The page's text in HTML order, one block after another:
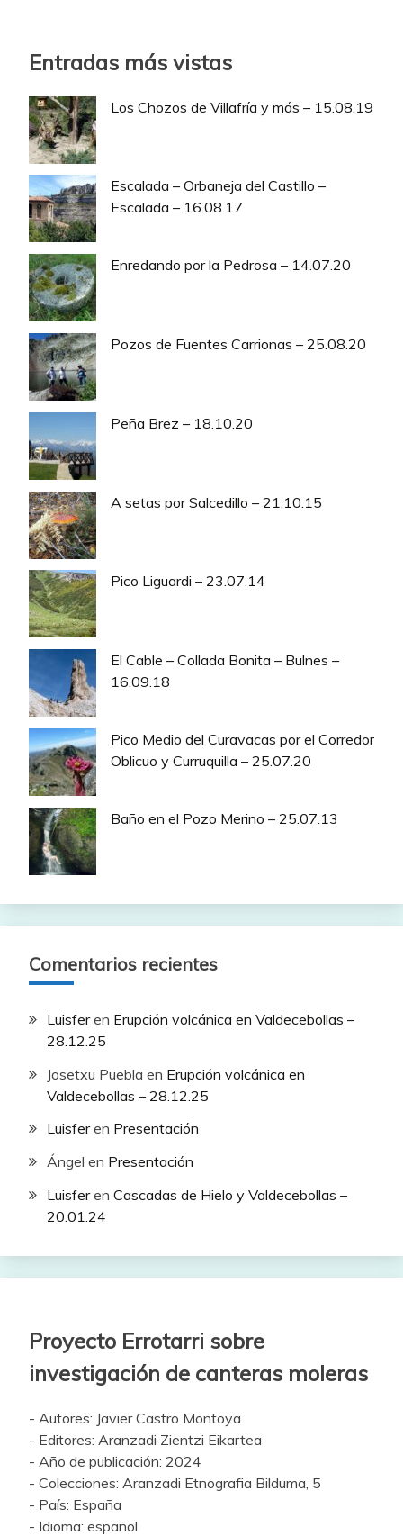
Entradas más vistas
Los Chozos de Villafría y más – 15.08.19
Escalada – Orbaneja del Castillo –
Escalada – 16.08.17
Enredando por la Pedrosa – 14.07.20
Pozos de Fuentes Carrionas – 25.08.20
Peña Brez – 18.10.20
A setas por Salcedillo – 21.10.15
Pico Liguardi – 23.07.14
El Cable – Collada Bonita – Bulnes –
16.09.18
Pico Medio del Curavacas por el Corredor
Oblicuo y Curruquilla – 25.07.20
Baño en el Pozo Merino – 25.07.13
Comentarios recientes
Luisferen Erupción volcánica en Valdecebollas –
28.12.25
Josetxu Puebla en Erupción volcánica en
Valdecebollas – 28.12.25
Luisferen Presentación
Ángel en Presentación
Luisferen Cascadas de Hielo y Valdecebollas –
20.01.24
Proyecto Errotarri sobre
investigación de canteras moleras
- Autores: Javier Castro Montoya
- Editores: Aranzadi Zientzi Eikartea
- Año de publicación: 2024
- Colecciones: Aranzadi Etnografia Bilduma, 5
- País: España
- Idioma: español